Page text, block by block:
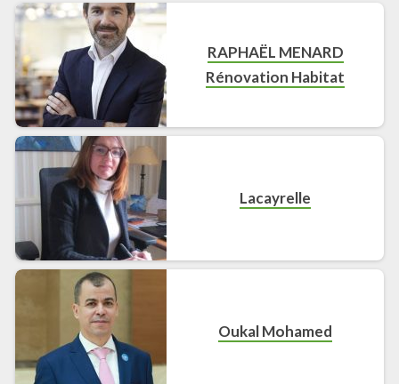
RAPHAËL MENARD
Rénovation Habitat
Lacayrelle
Oukal Mohamed